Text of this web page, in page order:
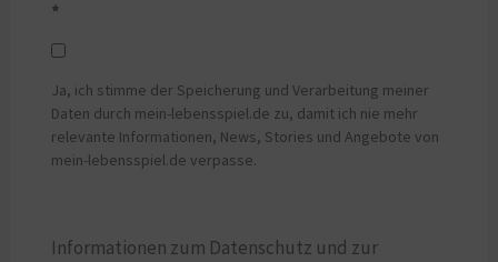
*
Ja, ich stimme der Speicherung und Verarbeitung meiner
Daten durch mein-lebensspiel.de zu, damit ich nie mehr
relevante Informationen, News, Stories und Angebote von
mein-lebensspiel.de verpasse.
Informationen zum Datenschutz und zur